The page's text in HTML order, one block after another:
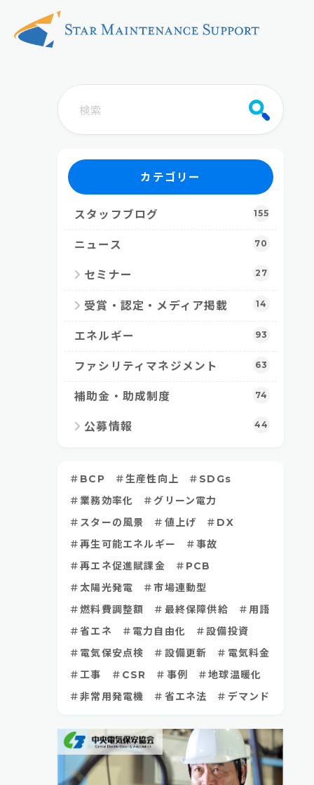
カテゴリー
スタッフブログ 155
ニュース 70
セミナー 27
受賞・認定・メディア掲載 14
エネルギー 93
ファシリティマネジメント 63
補助金・助成制度 74
公募情報 44
BCP 生産性向上
SDGs
業務効率化
グリーン電力
スターの風景
値上げ
DX
再生可能エネルギー
事故
再エネ促進賦課金
PCB
太陽光発電
市場連動型
燃料費調整額
最終保障供給
用語
省エネ
電力自由化
設備投資
電気保安点検
設備更新
電気料金
工事
CSR 事例
地球温暖化
非常用発電機
省エネ法 デマンド